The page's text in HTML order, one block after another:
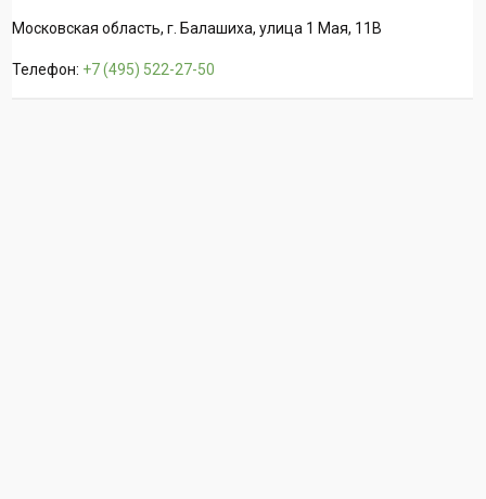
Московская область, г. Балашиха, улица 1 Мая, 11В
Телефон: +7 (495) 522-27-50